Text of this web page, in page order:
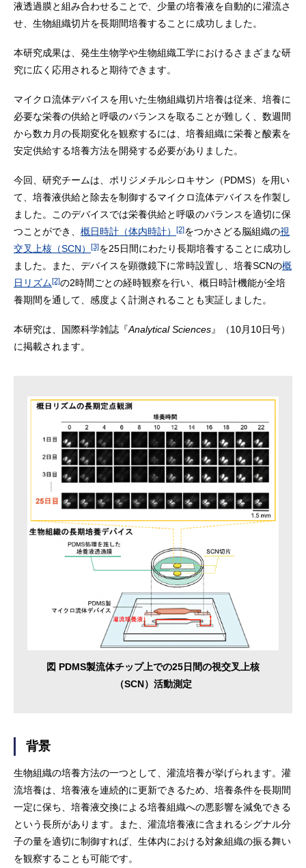
液透過膜と組み合わせることで、少量の培養液を自動的に灌流さ
せ、生物組織切片を長期間培養することに成功しました。
本研究成果は、発生生物学や生物組織工学におけるさまざまな研
究に広く応用されると期待できます。
マイクロ流体デバイスを用いた生物組織切片培養は従来、培養に
必要な栄養の供給と呼吸のバランスを取ることが難しく、数週間
から数カ月の長期変化を観察するには、培養組織に栄養と酸素を
安定供給する培養方法を開発する必要がありました。
今回、研究チームは、ポリジメチルシロキサン（PDMS）を用い
て、培養液供給と除去を制御するマイクロ流体デバイスを作製し
ました。このデバイスでは栄養供給と呼吸のバランスを適切に保
つことができ、 概日時計（体内時計） [2]をつかさどる脳組織の視
交叉上核（SCN）
[3]を25日間にわたり長期培養することに成功し
ました。また、デバイスを顕微鏡下に常時設置し、培養SCNの概
日リズム[2]の2時間ごとの経時観察を行い、概日時計機能が全培
養期間を通して、感度よく計測されることも実証しました。
本研究は、国際科学雑誌『Analytical Sciences』（10月10日号）
に掲載されます。
図 PDMS製流体チップ上での25日間の視交叉上核
（SCN）活動測定
背景
生物組織の培養方法の一つとして、灌流培養が挙げられます。灌
流培養は、培養液を連続的に更新できるため、培養条件を長期間
一定に保ち、培養液交換による培養組織への悪影響を減免できる
という長所があります。また、灌流培養液に含まれるシグナル分
子の量を適切に制御すれば、生体内における対象組織の振る舞い
を観察することも可能です。